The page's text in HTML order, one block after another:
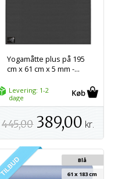
Yogamåtte plus på 195
cm x 61 cm x 5 mm -...
Levering: 1-2
dage
445,00 389,00 kr.
Blå
61 x 183 cm